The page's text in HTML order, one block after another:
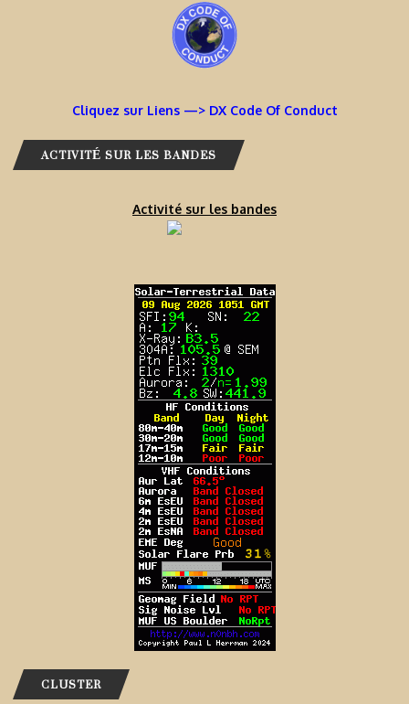
Cliquez sur Liens —> DX Code Of Conduct
ACTIVITÉ SUR LES BANDES
Activité sur les bandes
CLUSTER